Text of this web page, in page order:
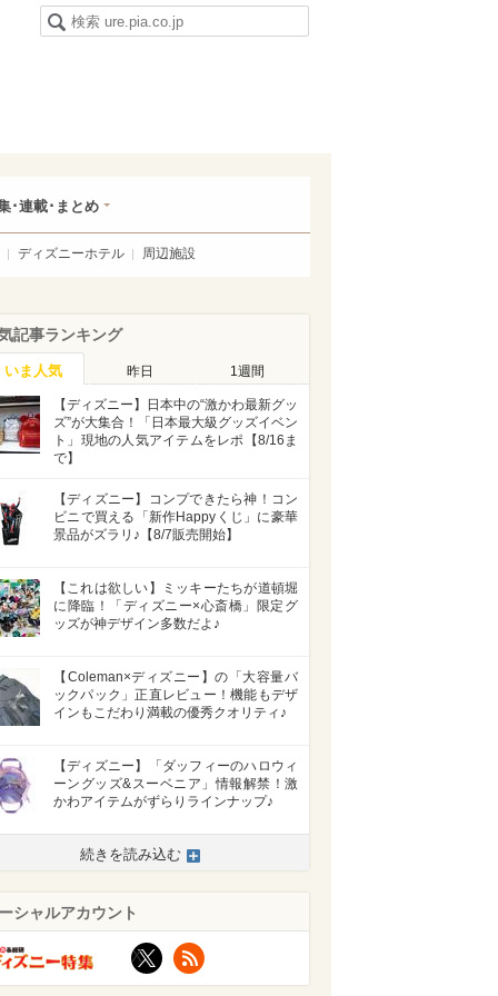
･連載･まとめ
ディズニーホテル 周辺施設
記事ランキング
いま人気 昨日 1週間
【ディズニー】日本中の“激かわ最新グッ
ズ”が大集合！「日本最大級グッズイベン
ト」現地の人気アイテムをレポ【8/16ま
で】
【ディズニー】コンプできたら神！コン
ビニで買える「新作Happyくじ」に豪華
景品がズラリ♪【8/7販売開始】
【これは欲しい】ミッキーたちが道頓堀
に降臨！「ディズニー×心斎橋」限定グ
ッズが神デザイン多数だよ♪
【Coleman×ディズニー】の「大容量バ
ックパック」正直レビュー！機能もデザ
インもこだわり満載の優秀クオリティ♪
【ディズニー】「ダッフィーのハロウィ
ーングッズ&スーベニア」情報解禁！激
かわアイテムがずらりラインナップ♪
続きを読み込む
シャルアカウント
X